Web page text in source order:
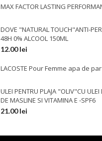
MAX FACTOR LASTING
DOVE "NATURAL TOUCH"ANTI-
48H 0% ALCOOL 150ML
12.00lei
LACOSTE Pour Femme apa de
ULEI PENTRU PLAJA "OLIV"CU
DE MASLINE SI VITAMINA E -SPF6
21.00lei